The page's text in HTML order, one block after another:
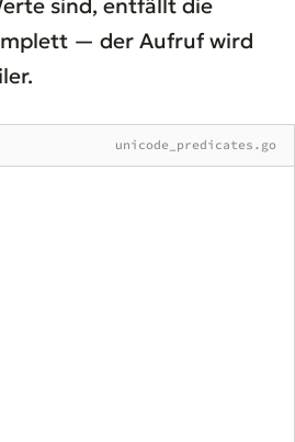
sind, entfällt die
— der Aufruf wird
unicode_predicates.go